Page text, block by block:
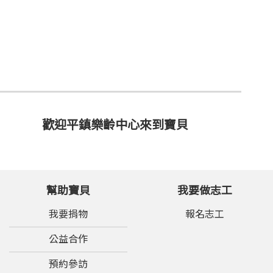
歡迎平鎮樂齡中心來到寶貝
幫助寶貝
我要捐物
公益合作
預約參訪
我要做志工
報名志工